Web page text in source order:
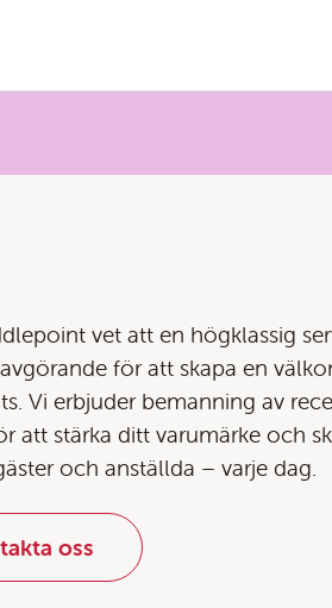
vet att en högklassig
för att skapa en
Vi erbjuder bemanning av
att stärka ditt varumärke och
och anställda – varje dag.
oss